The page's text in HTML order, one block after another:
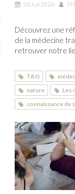
28 Juil 2026
Découvrez une
de la médecine
retrouver notre
TAO
nature
Les
connaissance de